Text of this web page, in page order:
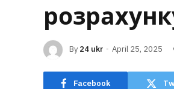
By 24 ukr April 25, 2025
Facebook